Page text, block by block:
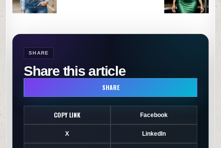
SHARE
Share this article
SHARE
COPY LINK Facebook
X LinkedIn